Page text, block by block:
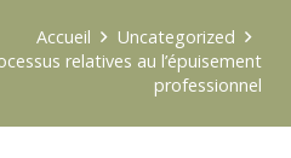
Accueil
Uncategorized
relatives au l’épuisement
professionnel